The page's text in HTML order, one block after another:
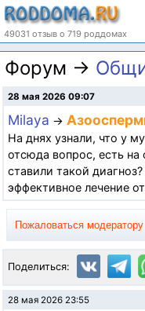
49031 отзыв о 719 роддомах
Форум →
28 мая 2026 09:07
Milaya →
На днях узнали, что у
отсюда вопрос, есть
ставили такой
эффективное лечение
Пожаловаться модератору
Поделиться:
28 мая 2026 23:55